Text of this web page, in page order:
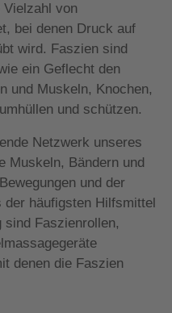
von
bei denen Druck auf
wird. Faszien sind
ein Geflecht den
und Muskeln, Knochen,
und schützen.
Netzwerk unseres
Muskeln, Bändern und
und der
der häufigsten Hilfsmittel
sind Faszienrollen,
denen die Faszien